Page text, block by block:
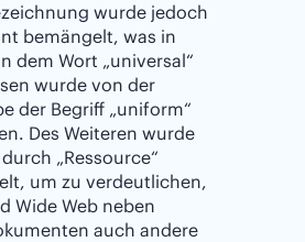
wurde jedoch
bemängelt, was in
dem Wort „universal“
wurde von der
der Begriff „uniform“
Des Weiteren wurde
„Ressource“
um zu verdeutlichen,
Wide Web neben
auch andere